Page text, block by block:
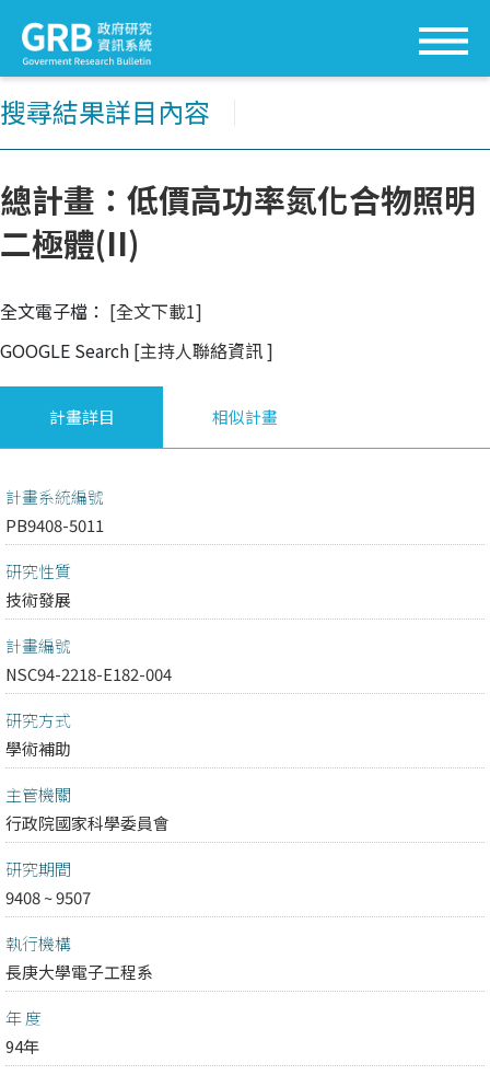
搜尋結果詳目內容
總計畫：低價高功率氮化合物照明
二極體(II)
全文電子檔： [全文下載1]
GOOGLE Search [主持人聯絡資訊]
計畫詳目 相似計畫
計畫系統編號
PB9408-5011
研究性質
技術發展
計畫編號
NSC94-2218-E182-004
研究方式
學術補助
主管機關
行政院國家科學委員會
研究期間
9408 ~ 9507
執行機構
長庚大學電子工程系
年 度
94年